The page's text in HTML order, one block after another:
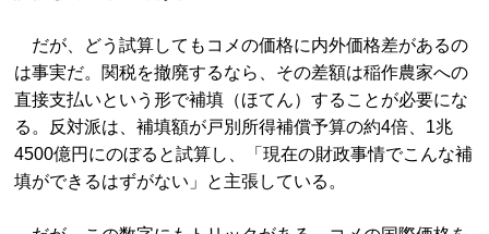
だが、どう試算してもコメの価格に内外価格差があるの
は事実だ。関税を撤廃するなら、その差額は稲作農家への
直接支払いという形で補填（ほてん）することが必要にな
る。反対派は、補填額が戸別所得補償予算の約4倍、1兆
4500億円にのぼると試算し、「現在の財政事情でこんな補
填ができるはずがない」と主張している。